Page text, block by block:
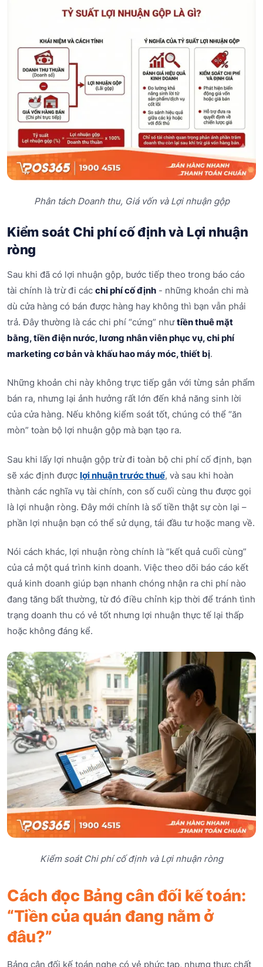
Phân tách Doanh thu, Giá vốn và Lợi nhuận gộp
Kiểm soát Chi phí cố định và Lợi nhuận
ròng
Sau khi đã có lợi nhuận gộp, bước tiếp theo trong báo cáo
tài chính là trừ đi các chi phí cố định - những khoản chi mà
dù cửa hàng có bán được hàng hay không thì bạn vẫn phải
trả. Đây thường là các chi phí “cứng” nhưtiền thuê mặt
bằng, tiền điện nước, lương nhân viên phục vụ, chi phí
marketing cơ bản và khấu hao máy móc, thiết bị.
Những khoản chi này không trực tiếp gắn với từng sản phẩm
bán ra, nhưng lại ảnh hưởng rất lớn đến khả năng sinh lời
của cửa hàng. Nếu không kiểm soát tốt, chúng có thể “ăn
mòn” toàn bộ lợi nhuận gộp mà bạn tạo ra.
Sau khi lấy lợi nhuận gộp trừ đi toàn bộ chi phí cố định, bạn
sẽ xác định được lợi nhuận trước thuế, và sau khi hoàn
thành các nghĩa vụ tài chính, con số cuối cùng thu được gọi
là lợi nhuận ròng. Đây mới chính là số tiền thật sự còn lại –
phần lợi nhuận bạn có thể sử dụng, tái đầu tư hoặc mang về.
Nói cách khác, lợi nhuận ròng chính là “kết quả cuối cùng”
của cả một quá trình kinh doanh. Việc theo dõi báo cáo kết
quả kinh doanh giúp bạn nhanh chóng nhận ra chi phí nào
đang tăng bất thường, từ đó điều chỉnh kịp thời để tránh tình
trạng doanh thu có vẻ tốt nhưng lợi nhuận thực tế lại thấp
hoặc không đáng kể.
Kiểm soát Chi phí cố định và Lợi nhuận ròng
Cách đọc Bảng cân đối kế toán:
“Tiền của quán đang nằm ở
đâu?”
Bảng cân đối kế toán nghe có vẻ phức tạp, nhưng thực chất